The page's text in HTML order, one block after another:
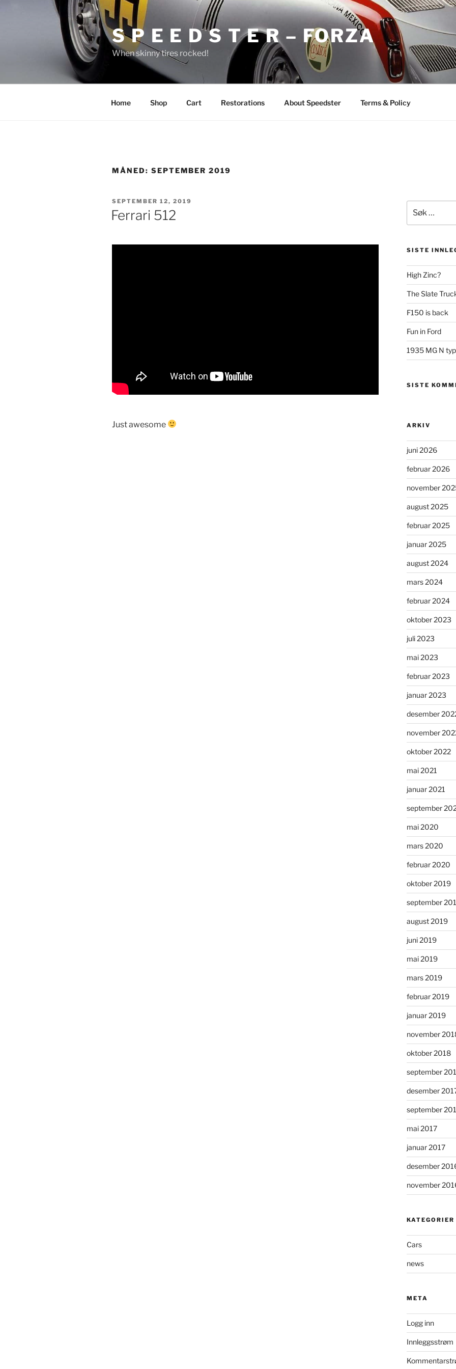
S P E E D S T E R – FORZA
When skinny tires rocked!
Home Shop Cart Restorations About Speedster Terms & Policy
MÅNED: SEPTEMBER 2019
PUBLISERT
SEPTEMBER 12, 2019
Ferrari 512
Just awesome
etter:
SISTE
High Zinc?
The Slate
F150 is back
Fun in Ford
1935 MG N
SISTE
ARKIV
juni 2026
februar 2026
november
august 2025
februar 2025
januar 2025
august 2024
mars 2024
februar 2024
oktober 2023
juli 2023
mai 2023
februar 2023
januar 2023
desember
november
oktober 2022
mai 2021
januar 2021
september
mai 2020
mars 2020
februar 2020
oktober 2019
september
august 2019
juni 2019
mai 2019
mars 2019
februar 2019
januar 2019
november
oktober 2018
september
desember
september
mai 2017
januar 2017
desember
november
KATEGORIER
Cars
news
META
Logg inn
Innleggsstrøm